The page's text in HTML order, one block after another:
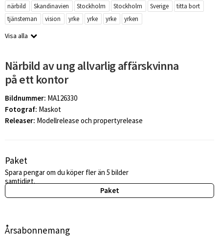
närbild
Skandinavien Stockholm Stockholm Sverige
titta bort
tjänsteman
vision yrke yrke yrke yrken
Visa alla
Närbild av ung allvarlig affärskvinna
på ett kontor
Bildnummer: MA126330
Fotograf: Maskot
Releaser: Modellrelease och propertyrelease
Paket
Spara pengar om du köper fler än 5 bilder
samtidigt.
Paket
Årsabonnemang